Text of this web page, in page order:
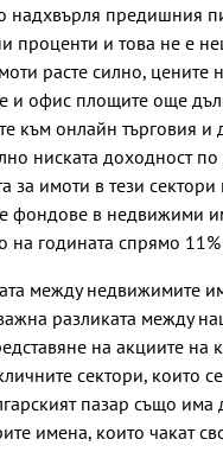
надхвърля предишния
проценти и това не е
расте силно, цените
и офис площите още
към онлайн търговия
ниската доходност
за имоти в тези
фондове в недвижими
на годината спрямо
между недвижимите
разликата между
на акциите на
сектори, които
пазар също
имена, които чакат